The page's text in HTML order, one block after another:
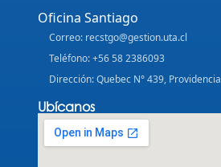
Oficina Santiago
Correo: recstgo@gestion.uta.cl
Teléfono: +56 58 2386093
Dirección: Quebec N° 439, Providencia
Ubícanos